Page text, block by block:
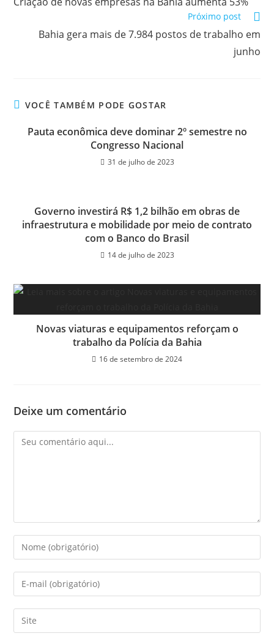
Próximo post
Bahia gera mais de 7.984 postos de trabalho em
junho
VOCÊ TAMBÉM PODE GOSTAR
Pauta econômica deve dominar 2º semestre no
Congresso Nacional
31 de julho de 2023
Governo investirá R$ 1,2 bilhão em obras de
infraestrutura e mobilidade por meio de contrato
com o Banco do Brasil
14 de julho de 2023
Novas viaturas e equipamentos reforçam o
trabalho da Polícia da Bahia
16 de setembro de 2024
Deixe um comentário